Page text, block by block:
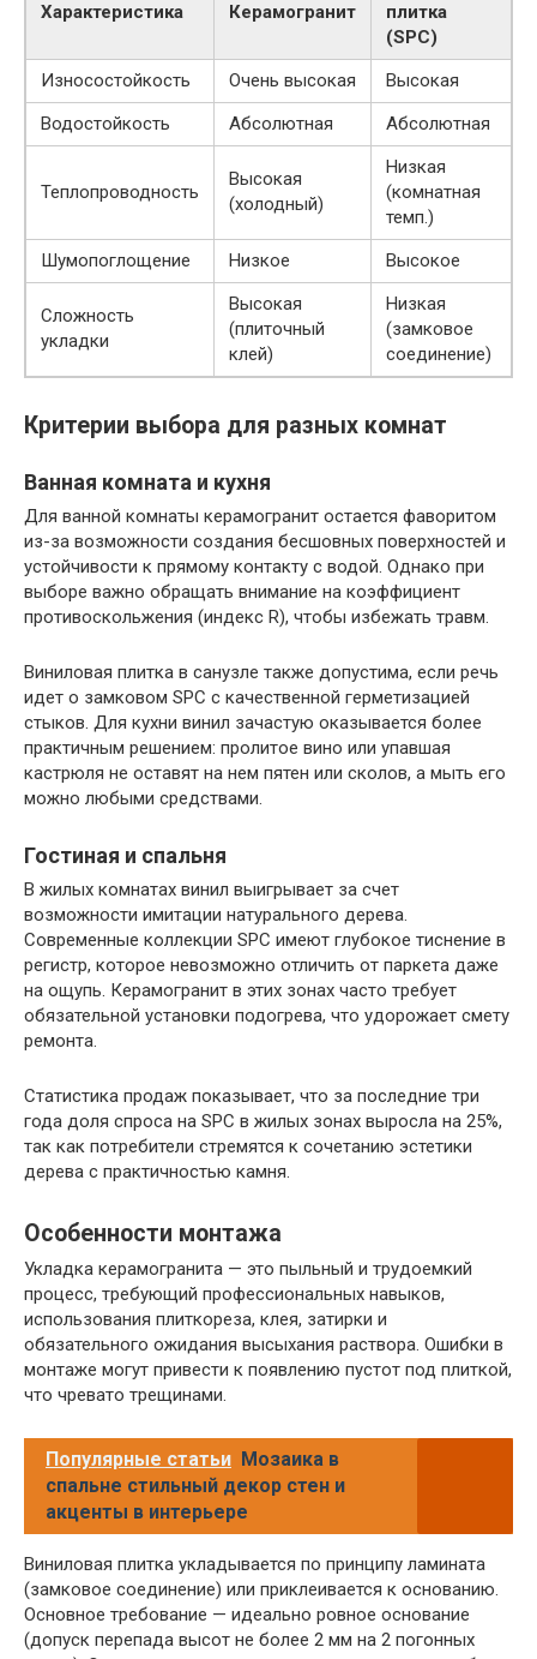
Характеристика Керамогранит
плитка
(SPC)
Износостойкость
Очень высокая
Высокая
Водостойкость
Абсолютная Абсолютная
Теплопроводность
Высокая
(холодный)
Низкая
(комнатная
темп.)
Шумопоглощение
Низкое Высокое
Сложность
укладки
Высокая
(плиточный
клей)
Низкая
(замковое
соединение)
Критерии выбора для разных комнат
Ванная комната и кухня
Для ванной комнаты керамогранит остается фаворитом
из-за возможности создания бесшовных поверхностей и
устойчивости к прямому контакту с водой. Однако при
выборе важно обращать внимание на коэффициент
противоскольжения (индекс R), чтобы избежать травм.
Виниловая плитка в санузле также допустима, если речь
идет о замковом SPC с качественной герметизацией
стыков. Для кухни винил зачастую оказывается более
практичным решением: пролитое вино или упавшая
кастрюля не оставят на нем пятен или сколов, а мыть его
можно любыми средствами.
Гостиная и спальня
В жилых комнатах винил выигрывает за счет
возможности имитации натурального дерева.
Современные коллекции SPC имеют глубокое тиснение в
регистр, которое невозможно отличить от паркета даже
на ощупь. Керамогранит в этих зонах часто требует
обязательной установки подогрева, что удорожает смету
ремонта.
Статистика продаж показывает, что за последние три
года доля спроса на SPC в жилых зонах выросла на 25%,
так как потребители стремятся к сочетанию эстетики
дерева с практичностью камня.
Особенности монтажа
Укладка керамогранита — это пыльный и трудоемкий
процесс, требующий профессиональных навыков,
использования плиткореза, клея, затирки и
обязательного ожидания высыхания раствора. Ошибки в
монтаже могут привести к появлению пустот под плиткой,
что чревато трещинами.
Популярные статьи Мозаика в
спальне стильный декор стен и
акценты в интерьере
Виниловая плитка укладывается по принципу ламината
(замковое соединение) или приклеивается к основанию.
Основное требование — идеально ровное основание
(допуск перепада высот не более 2 мм на 2 погонных